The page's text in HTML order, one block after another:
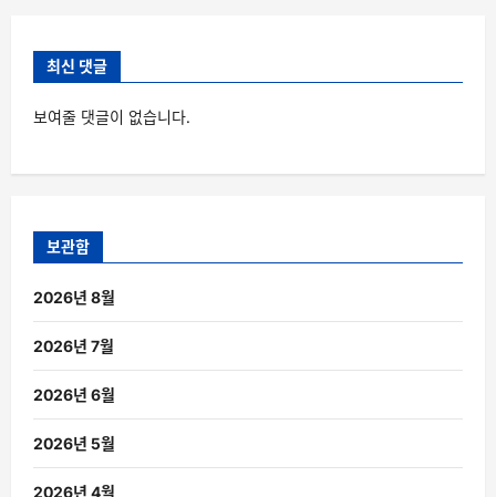
최신 댓글
보여줄 댓글이 없습니다.
보관함
2026년 8월
2026년 7월
2026년 6월
2026년 5월
2026년 4월